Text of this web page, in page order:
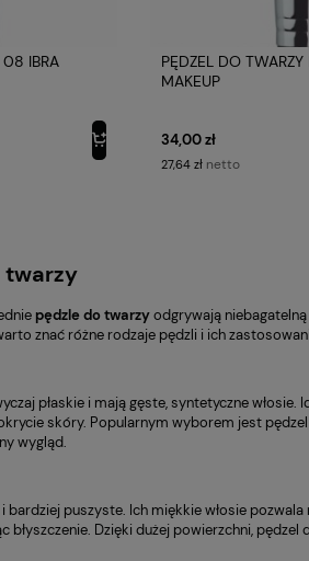
08 IBRA
PĘDZEL DO TWARZY
MAKEUP
34,00 zł
27,64 zł netto
twarzy
pędzledo twarzyodgrywają
znać różne rodzaje pędzli i ich
płaskie i mają gęste, syntetyczne
skóry. Popularnym wyborem jest
wygląd.
bardziej puszyste. Ich miękkie włosie
błyszczenie. Dzięki dużej powierzchni,